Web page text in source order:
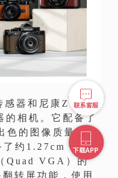
感器和尼康Z 9相
相机。它配备了
色的图像质量和细
了约1.27cm（约
Quad VGA）的
转屏功能，使用